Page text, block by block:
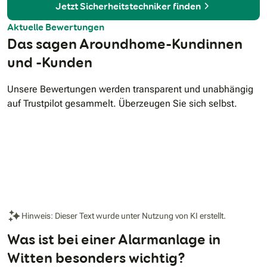
Jetzt Sicherheitstechniker finden
Aktuelle Bewertungen
Das sagen Aroundhome-Kundinnen
und -Kunden
Unsere Bewertungen werden transparent und unabhängig
auf Trustpilot gesammelt. Überzeugen Sie sich selbst.
Hinweis: Dieser Text wurde unter Nutzung von KI erstellt.
Was ist bei einer Alarmanlage in
Witten besonders wichtig?